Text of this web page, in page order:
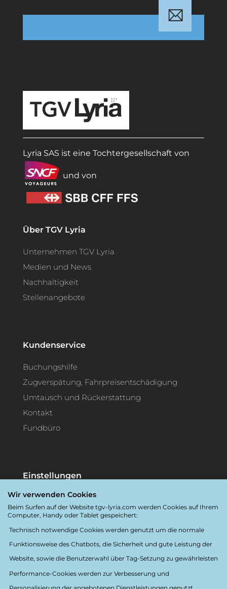
Lyria SAS ist eine Tochtergesellschaft von
und von
Über TGV Lyria
Unternehmen TGV Lyria
Medien und News
Nachhaltigkeit
Stellenangebote
Kundenservice
Buchungshilfe
Zugverspätung, Fahrpreisentschädigung
Umtausch und Rückerstattung
Kontakt
Fundbüro
Einstellungen
Sprache:
Deutsche
Destination:France
Barrierefreiheit
Wir verwenden Cookies
Beim Surfen auf der Website tgv-lyria.com werden Cookies auf Ihrem
Computer, Handy oder Tablet gespeichert:
Technisch notwendige Cookies werden genutzt um die normale
Funktionsweise des Chatbots, die Sicherheit und gute Leistung der
Website, sowie die Benutzerwahl über Tag-Setzung zu gewährleisten
Performance-Cookies werden zur Verbesserung und